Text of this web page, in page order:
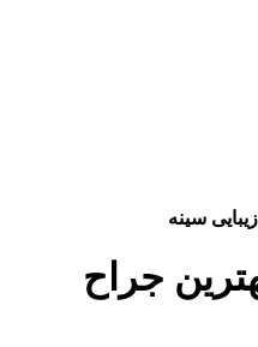
سینه
جراح